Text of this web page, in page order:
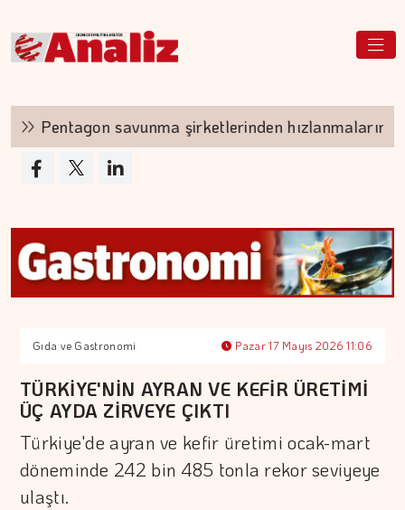
Pentagon savunma şirketlerinden hızlanmalarını
Gıda ve Gastronomi Pazar 17 Mayıs 2026 11:06
TÜRKİYE'NİN AYRAN VE KEFİR ÜRETİMİ
ÜÇ AYDA ZİRVEYE ÇIKTI
Türkiye'de ayran ve kefir üretimi ocak-mart
döneminde 242 bin 485 tonla rekor seviyeye
ulaştı.